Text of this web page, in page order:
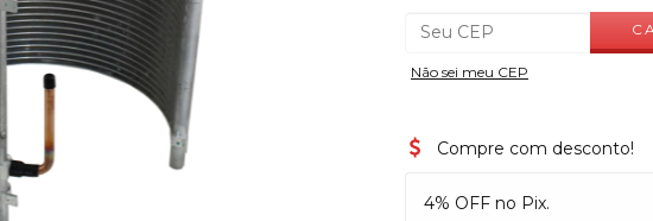
Não sei meu CEP
Compre com desconto!
4% OFF no Pix.